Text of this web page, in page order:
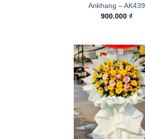
Ankhang – AK439
900.000 ₫